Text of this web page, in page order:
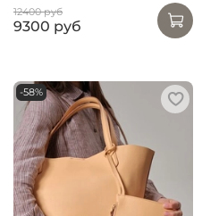
12400 руб
9300 руб
-58%